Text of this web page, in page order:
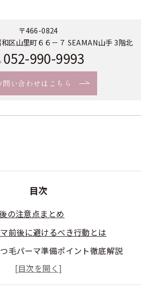
〒466-0824
区山里町６６－７ SEAMAN山手 3階北
052-990-9993
問い合わせはこちら
目次
の注意点まとめ
前後に避けるべき行動とは
毛パーマ準備ポイント徹底解説
直後のNG習慣とその理由
ント前の注意点を知ろう